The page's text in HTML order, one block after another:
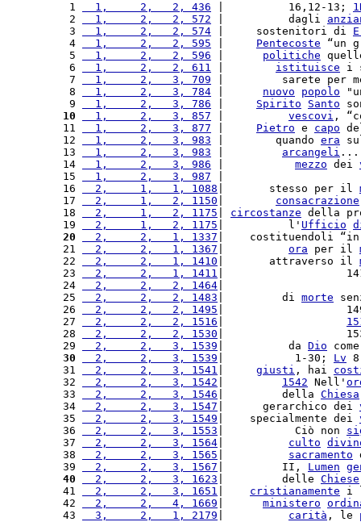
1
  1,     2,   2, 436
|          16,12-13;
2
  1,     2,   2, 572
|          dagli
3
  1,     2,   2, 574
|     sostenitori di
4
  1,     2,   2, 595
Pentecoste “un
5
  1,     2,   2, 596
politiche
6
  1,     2,   2, 611
istituisce i
7
  1,     2,   3, 709
|         sarete per
8
  1,     2,   3, 784
nuovo popolo
9
  1,     2,   3, 786
Spirito Santo
10
  1,     2,   3, 857
vescovi ,
11
  1,     2,   3, 877
Pietro e capo
12
  1,     2,   3, 983
|        quando era
13
  1,     2,   3, 983
arcangeli ...
14
  1,     2,   3, 986
mezzo dei
15
  1,     2,   3, 987
16
  2,     1,   1, 1088
|       stesso per il
17
  2,     1,   2, 1150
consacrazione
18
  2,     1,   2, 1175
circostanze della
19
  2,     1,   2, 1175
|          l' Ufficio
20
  2,     2,   1, 1337
|    costituendoli
21
  2,     2,   1, 1367
ora per il
22
  2,     2,   1, 1410
|       attraverso il
23
  2,     2,   1, 1411
|
24
  2,     2,   2, 1464
25
  2,     2,   2, 1483
|         di morte
26
  2,     2,   2, 1495
|
27
  2,     2,   2, 1516
28
  2,     2,   2, 1530
|
29
  2,     2,   3, 1539
|          da Dio
30
  2,     2,   3, 1539
|           1-30; Lv
31
  2,     2,   3, 1541
giusti , hai
32
  2,     2,   3, 1542
1542 Nell'
33
  2,     2,   3, 1546
|         della Chiesa
34
  2,     2,   3, 1547
|      gerarchico dei
35
  2,     2,   3, 1549
|    specialmente dei
36
  2,     2,   3, 1553
|           Ciò non
37
  2,     2,   3, 1564
culto
38
  2,     2,   3, 1565
sacramento
39
  2,     2,   3, 1567
|         II, Lumen
40
  2,     2,   3, 1623
|         delle Chiese
41
  2,     2,   3, 1651
cristianamente i
42
  2,     2,   4, 1669
ministero
43
  3,     2,   1, 2179
carità , le